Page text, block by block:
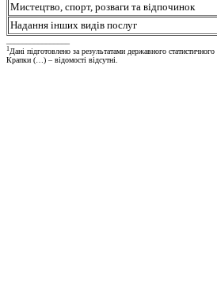
Мистецтво, спорт, розваги та відпочинок
Надання інших видів послуг
1 Дані підготовлено за результатами державного
Крапки (…) – відомості відсутні.